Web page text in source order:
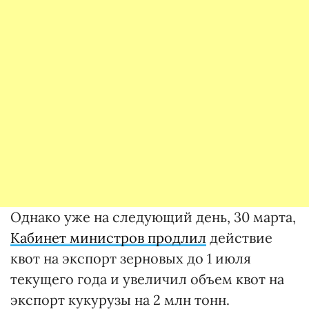
Однако уже на следующий день, 30 марта,
Кабинет министров продлил действие
квот на экспорт зерновых до 1 июля
текущего года и увеличил объем квот на
экспорт кукурузы на 2 млн тонн.